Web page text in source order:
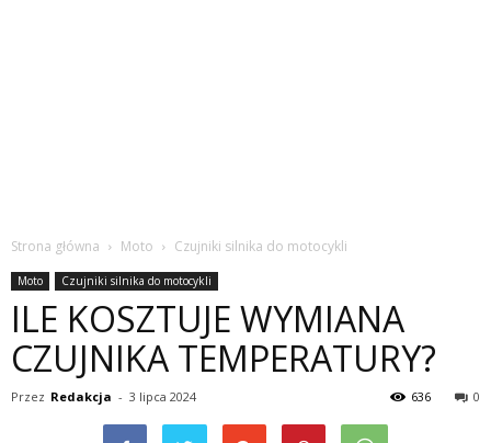
Strona główna Moto Czujniki silnika do motocykli
Moto Czujniki silnika do motocykli
ILE KOSZTUJE WYMIANA
CZUJNIKA TEMPERATURY?
Przez Redakcja - 3 lipca 2024 0
636